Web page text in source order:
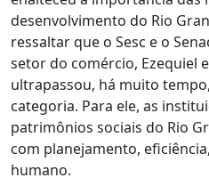
desenvolvimento do Rio
ressaltar que o Sesc e o
setor do comércio, Ezequiel
ultrapassou, há muito
categoria. Para ele, as
patrimônios sociais do Rio
com planejamento,
humano.